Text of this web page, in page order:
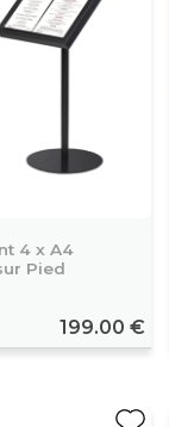
4 x A4
Pied
199.00 €